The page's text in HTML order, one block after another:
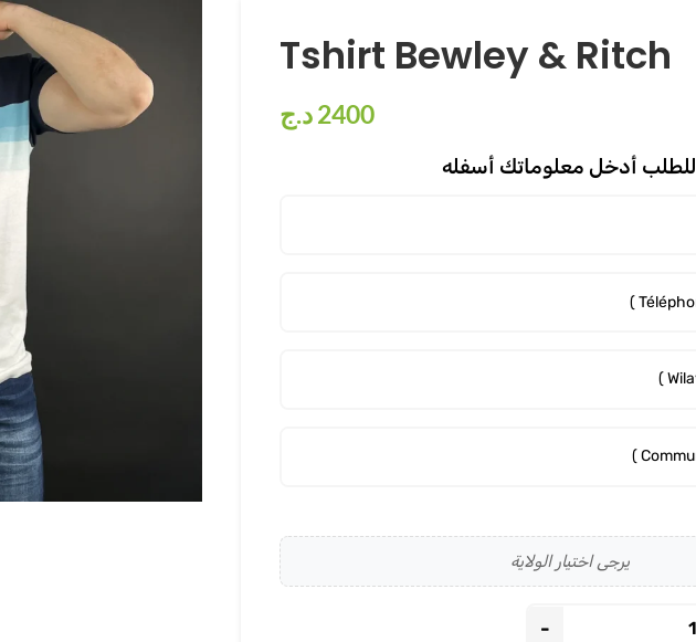
Tshirt Bewley & Ritch
2400د.ج
للطلب أدخل معلوماتك أسفله
يرجى اختيار الولاية
-